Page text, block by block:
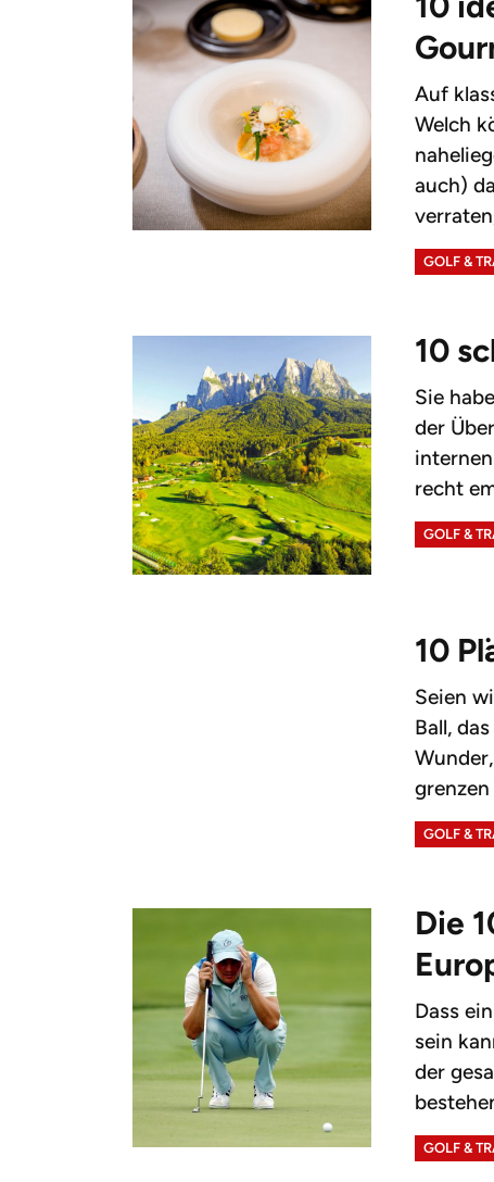
Auf
Welch
auch)
GOLF &
10
Sie
der
recht
GOLF &
10
Seien
Ball,
grenzen
GOLF &
Die
Dass
sein
der
GOLF &